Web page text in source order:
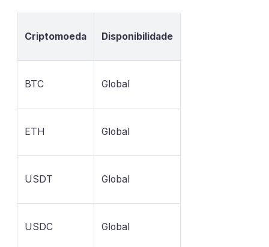
Criptomoeda Disponibilidade
BTC Global
ETH Global
USDT Global
USDC Global